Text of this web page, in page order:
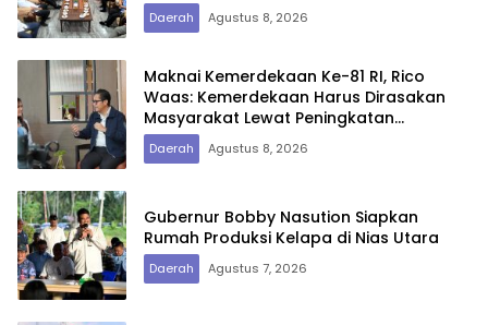
Daerah Agustus 8, 2026
Maknai Kemerdekaan Ke-81 RI, Rico
Waas: Kemerdekaan Harus Dirasakan
Masyarakat Lewat Peningkatan
Pelayanan Primer
Daerah Agustus 8, 2026
Gubernur Bobby Nasution Siapkan
Rumah Produksi Kelapa di Nias Utara
Daerah Agustus 7, 2026